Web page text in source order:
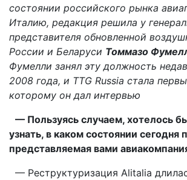
состоянии российского рынка
Италию, редакция решила у
представителя обновленной
России и Беларуси Томмазо
Фумелли занял эту должность
2008 года, и TTG Russia стала
которому он дал интервью
— Пользуясь случаем, хотелось
узнать, в каком состоянии сегодня
представляемая вами
— Реструктуризация Alitalia